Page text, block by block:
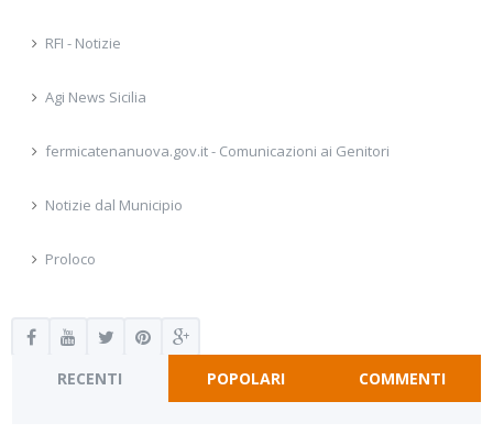
RFI - Notizie
Agi News Sicilia
fermicatenanuova.gov.it - Comunicazioni ai Genitori
Notizie dal Municipio
Proloco
RECENTI POPOLARI COMMENTI